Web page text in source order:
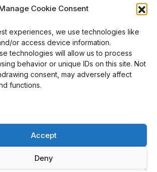
Cookie Consent
experiences, we use technologies like
or access device information.
technologies will allow us to process
behavior or unique IDs on this site. Not
consent, may adversely affect
functions.
Accept
Deny
PROcessing and
PROF) Research
Group